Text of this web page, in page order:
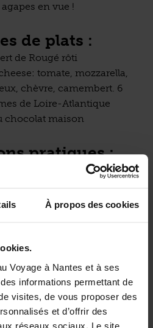
À propos des cookies
Voyage à Nantes et à ses
informations permettant de
visites, de vous proposer des
et d’offrir des
réseaux sociaux. Le site
en vue !
de plats :
de Rougé rôti
tomate, mozzarella,
chèvre, camembert. 6
de Loire-Atlantique
chocolat maison
pratiques :
/ 10,50 € / 20 €
JVSD/ 19,90 € /
maxi : 11,50 € / 18,50 €
les personnes à mobilité
établissement)